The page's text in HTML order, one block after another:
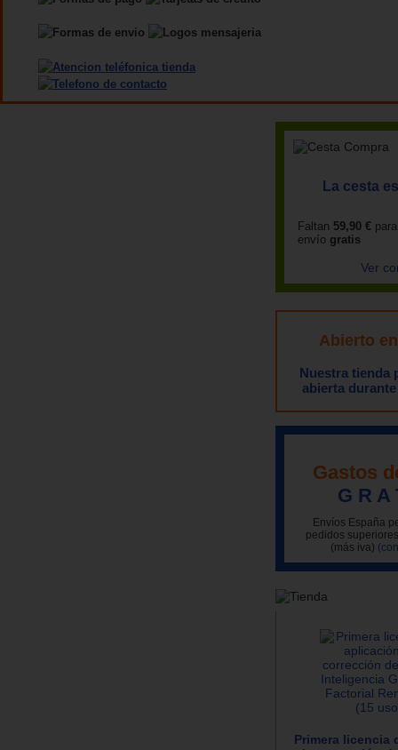
La cesta
Faltan 59,90 €
envío gratis
Ver
Abierto
Nuestra tienda
abierta
Gastos
G R A
Envíos España
pedidos
(más iva)
Primera licencia